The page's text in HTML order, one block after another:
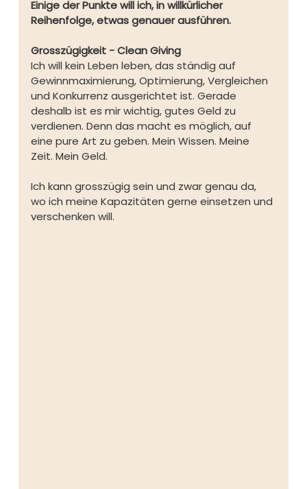
Einige der Punkte will ich, in willkürlicher
Reihenfolge, etwas genauer ausführen.
Grosszügigkeit - Clean Giving
Ich will kein Leben leben, das ständig auf
Gewinnmaximierung, Optimierung, Vergleichen
und Konkurrenz ausgerichtet ist. Gerade
deshalb ist es mir wichtig, gutes Geld zu
verdienen. Denn das macht es möglich, auf
eine pure Art zu geben. Mein Wissen. Meine
Zeit. Mein Geld.
Ich kann grosszügig sein und zwar genau da,
wo ich meine Kapazitäten gerne einsetzen und
verschenken will.